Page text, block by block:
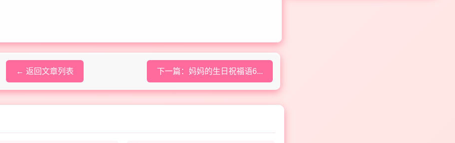
← 返回文章列表 下一篇：妈妈的生日祝福语6...